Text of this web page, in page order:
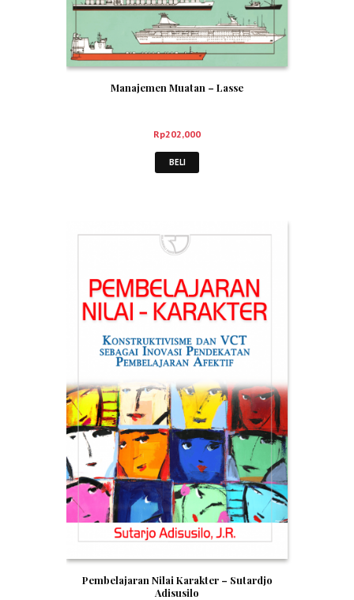
Manajemen Muatan – Lasse
Rp202,000
BELI
Pembelajaran Nilai Karakter – Sutardjo
Adisusilo